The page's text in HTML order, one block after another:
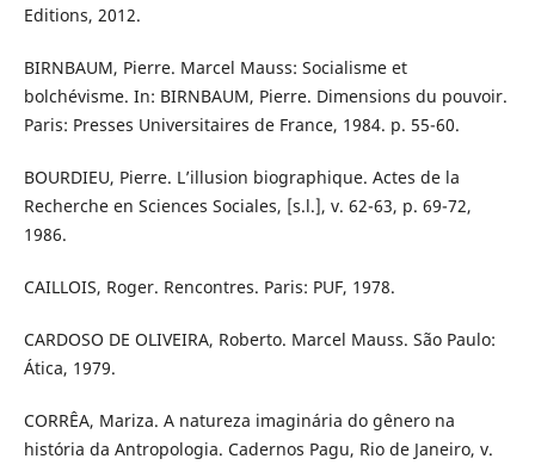
Editions, 2012.
BIRNBAUM, Pierre. Marcel Mauss: Socialisme et
bolchévisme. In: BIRNBAUM, Pierre. Dimensions du pouvoir.
Paris: Presses Universitaires de France, 1984. p. 55-60.
BOURDIEU, Pierre. L’illusion biographique. Actes de la
Recherche en Sciences Sociales, [s.l.], v. 62-63, p. 69-72,
1986.
CAILLOIS, Roger. Rencontres. Paris: PUF, 1978.
CARDOSO DE OLIVEIRA, Roberto. Marcel Mauss. São Paulo:
Ática, 1979.
CORRÊA, Mariza. A natureza imaginária do gênero na
história da Antropologia. Cadernos Pagu, Rio de Janeiro, v.